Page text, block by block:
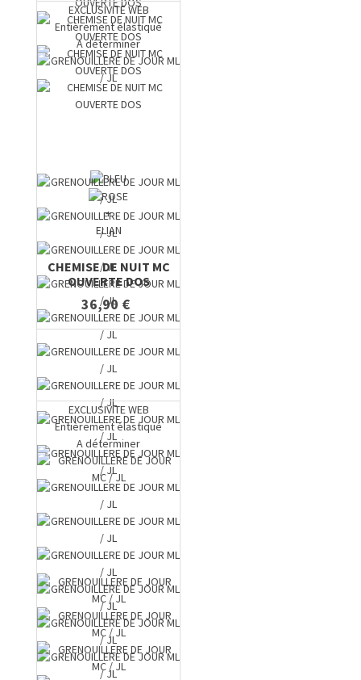
+
ELIAN
CHEMISE DE NUIT MC
OUVERTE DOS
36,90 €
EXCLUSIVITE WEB
Entièrement élastiqué
A déterminer
EXCLUSIVITE WEB
Entièrement élastiqué
A déterminer